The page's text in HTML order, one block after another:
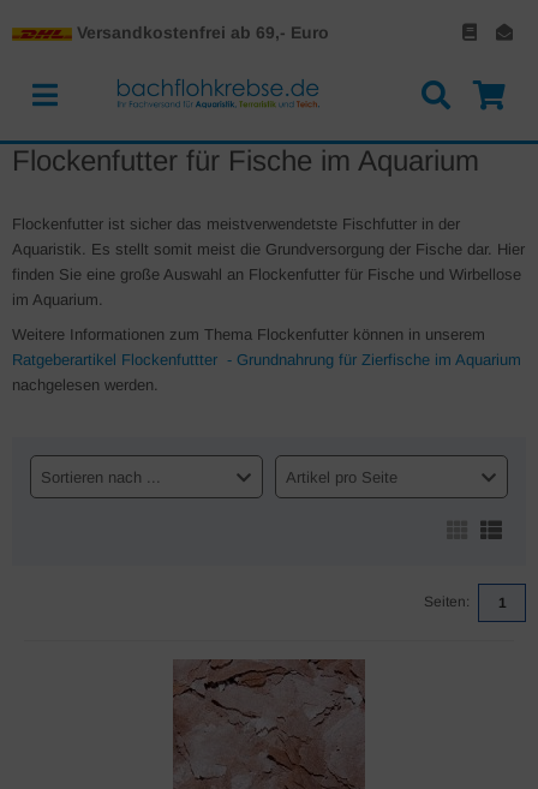
Versandkostenfrei ab 69,- Euro
Flockenfutter für Fische im Aquarium
Flockenfutter ist sicher das meistverwendetste Fischfutter in der
Aquaristik. Es stellt somit meist die Grundversorgung der Fische dar. Hier
finden Sie eine große Auswahl an Flockenfutter für Fische und Wirbellose
im Aquarium.
Weitere Informationen zum Thema Flockenfutter können in unserem
Ratgeberartikel Flockenfuttter - Grundnahrung für Zierfische im Aquarium
nachgelesen werden.
Sortieren nach ... Artikel pro Seite
Seiten: 1